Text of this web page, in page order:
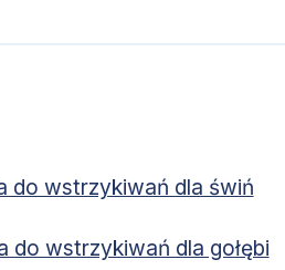
do wstrzykiwań dla świń
do wstrzykiwań dla gołębi